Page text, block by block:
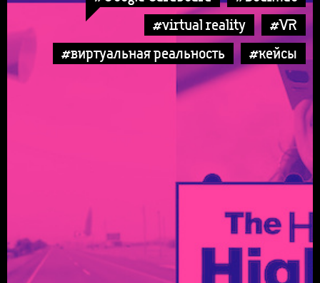
#virtual reality
#VR
#виртуальная реальность
#кейсы